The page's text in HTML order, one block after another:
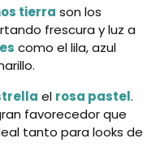
tierra son los
frescura y luz a
como el lila, azul
el rosa pastel.
favorecedor que
tanto para looks de